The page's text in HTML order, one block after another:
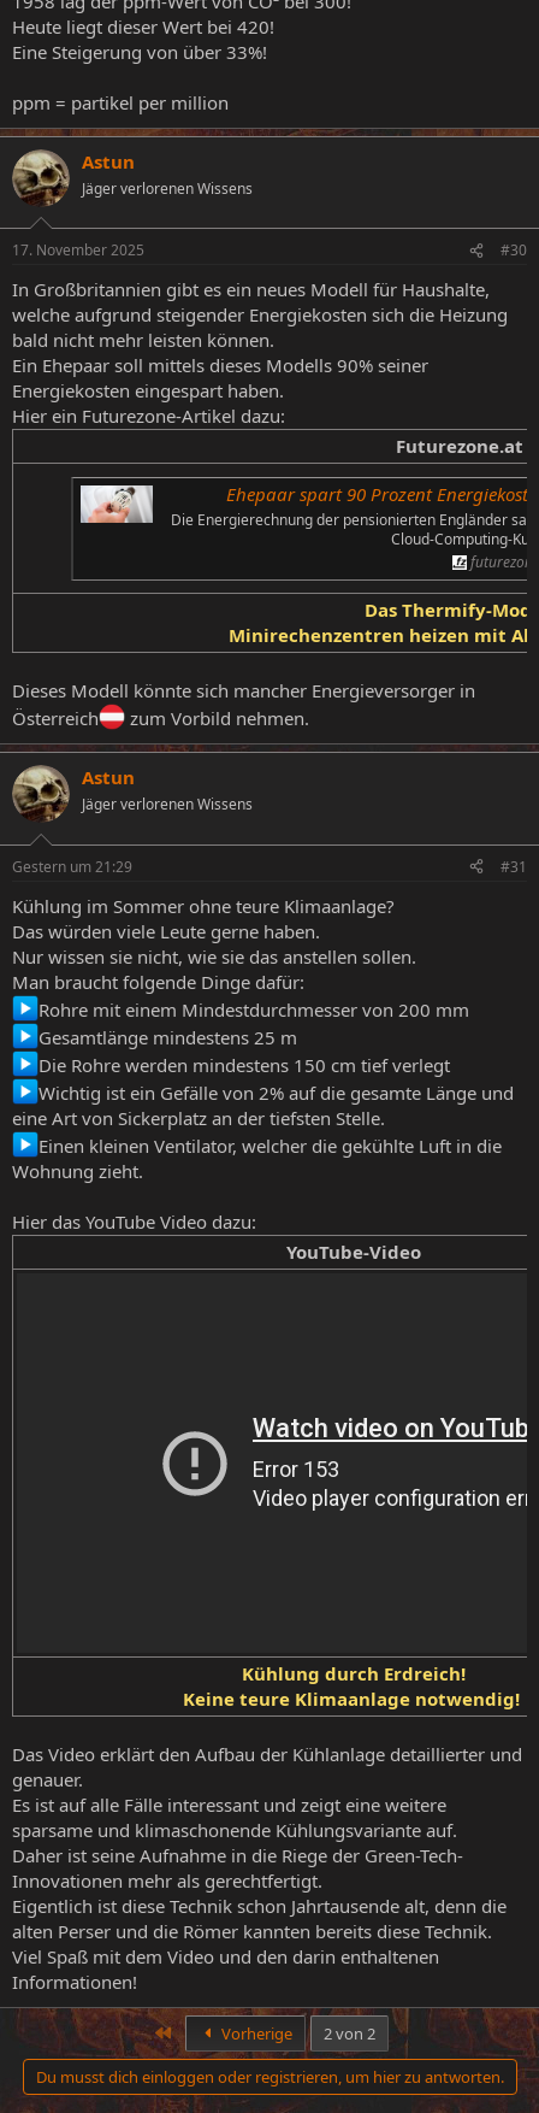
Heute liegt dieser Wert bei 420!
Eine Steigerung von über 33%!
ppm = partikel per million
Astun
Jäger verlorenen Wissens
17. November 2025 #30
In Großbritannien gibt es ein neues Modell für Haushalte,
welche aufgrund steigender Energiekosten sich die Heizung
bald nicht mehr leisten können.
Ein Ehepaar soll mittels dieses Modells 90% seiner
Energiekosten eingespart haben.
Hier ein Futurezone-Artikel dazu:
Futurezone.at
Ehepaar spart 90 Prozent
Die Energierechnung der pensionierten Engländer
Cloud-Computing-
Das Thermify-
Minirechenzentren heizen mit
Dieses Modell könnte sich mancher Energieversorger in
Österreich
zum Vorbild nehmen.
Astun
Jäger verlorenen Wissens
Gestern um 21:29 #31
Kühlung im Sommer ohne teure Klimaanlage?
Das würden viele Leute gerne haben.
Nur wissen sie nicht, wie sie das anstellen sollen.
Man braucht folgende Dinge dafür:
Rohre mit einem Mindestdurchmesser von 200 mm
Gesamtlänge mindestens 25 m
Die Rohre werden mindestens 150 cm tief verlegt
Wichtig ist ein Gefälle von 2% auf die gesamte Länge und
eine Art von Sickerplatz an der tiefsten Stelle.
Einen kleinen Ventilator, welcher die gekühlte Luft in die
Wohnung zieht.
Hier das YouTube Video dazu:
YouTube-Video
Kühlung durch Erdreich!
Keine teure Klimaanlage notwendig!
Das Video erklärt den Aufbau der Kühlanlage detaillierter und
genauer.
Es ist auf alle Fälle interessant und zeigt eine weitere
sparsame und klimaschonende Kühlungsvariante auf.
Daher ist seine Aufnahme in die Riege der Green-Tech-
Innovationen mehr als gerechtfertigt.
Eigentlich ist diese Technik schon Jahrtausende alt, denn die
alten Perser und die Römer kannten bereits diese Technik.
Viel Spaß mit dem Video und den darin enthaltenen
Informationen!
Erste Vorherige
2 von 2
Du musst dich einloggen oder registrieren, um hier zu antworten.